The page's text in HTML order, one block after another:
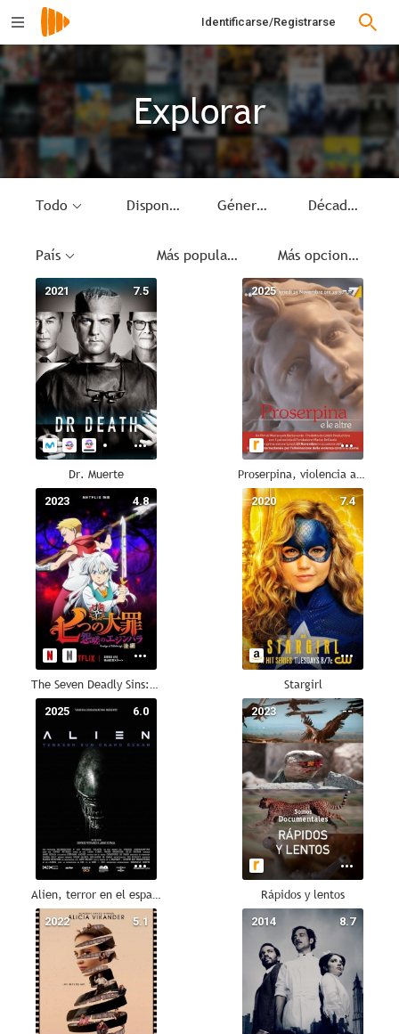
Identificarse/Registrarse
Explorar
Todo Disponible Género Década
País Más populares Más opciones
7.5
2021
Dr. Muerte
--
2025
Proserpina, violencia al desnudo
4.8
2023
The Seven Deadly Sins: El rencor de Edimburgo - Parte 2
7.4
2020
Stargirl
6.0
2025
Alien, terror en el espacio
--
2023
Rápidos y lentos
5.1
2022 8.7
2014